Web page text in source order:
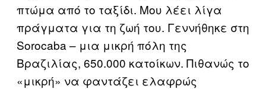
πτώμα από το ταξίδι. Μου λέει λίγα
πράγματα για τη ζωή του. Γεννήθηκε στη
Sorocaba – μια μικρή πόλη της
Βραζιλίας, 650.000 κατοίκων. Πιθανώς το
«μικρή» να φαντάζει ελαφρώς